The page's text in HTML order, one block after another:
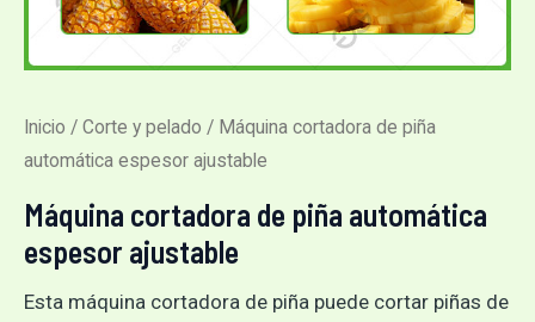
Inicio / Corte y pelado / Máquina cortadora de piña
automática espesor ajustable
Máquina cortadora de piña automática
espesor ajustable
Esta máquina cortadora de piña puede cortar piñas de